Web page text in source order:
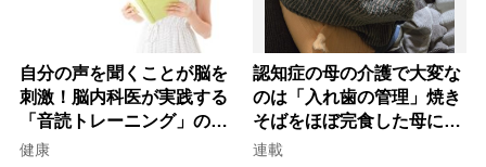
自分の声を聞くことが脳を
刺激！脳内科医が実践する
「音読トレーニング」の極
意
健康
認知症の母の介護で大変な
のは「入れ歯の管理」焼き
そばをほぼ完食した母に息
子が血の気が引いた理由
連載